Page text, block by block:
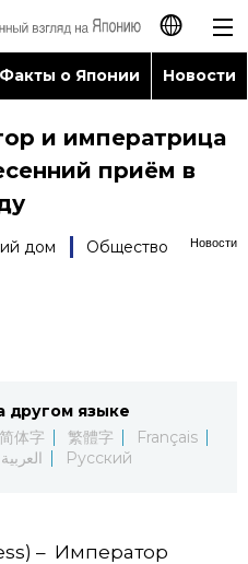
日本語
English
繁體字
العربية
Факты о Японии Новости
и императрица
приём в
Новости
дом
Общество
другом языке
简体字 繁體字
Français
العربية Русский
– Император